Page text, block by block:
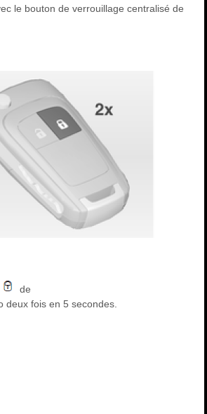
le bouton de verrouillage centralisé de
de
deux fois en 5 secondes.